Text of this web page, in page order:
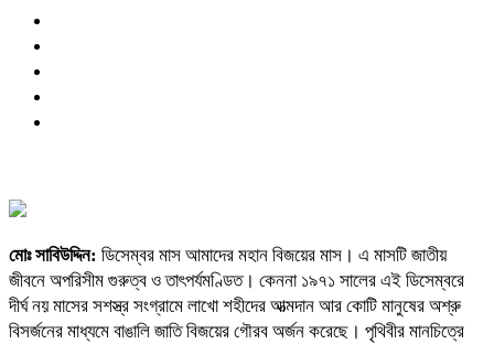
মোঃ সাবিউদ্দিন: ডিসেম্বর মাস আমাদের মহান বিজয়ের মাস। এ মাসটি জাতীয়
জীবনে অপরিসীম গুরুত্ব ও তাৎপর্যমণ্ডিত। কেননা ১৯৭১ সালের এই ডিসেম্বরে
দীর্ঘ নয় মাসের সশস্ত্র সংগ্রামে লাখো শহীদের আত্মদান আর কোটি মানুষের অশ্রু
বিসর্জনের মাধ্যমে বাঙালি জাতি বিজয়ের গৌরব অর্জন করেছে। পৃথিবীর মানচিত্রে